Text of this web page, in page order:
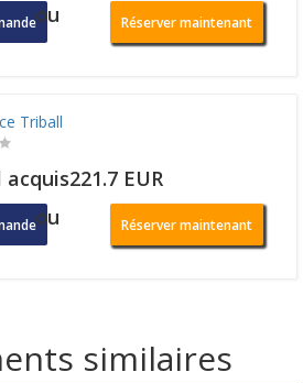
ou Réserver maintenant
Triball
EUR
ou Réserver maintenant
similaires